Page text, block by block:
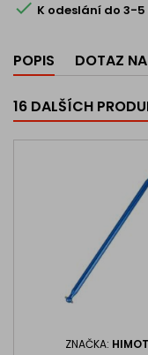
 K odeslání do 3-
POPIS DOTAZ
16 DALŠÍCH
ZNAČKA: